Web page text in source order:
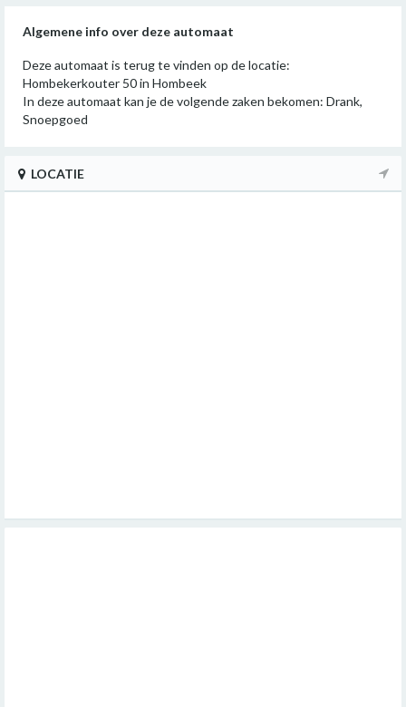
Algemene info over deze automaat
Deze automaat is terug te vinden op de locatie:
Hombekerkouter 50 in Hombeek
In deze automaat kan je de volgende zaken bekomen: Drank,
Snoepgoed
LOCATIE